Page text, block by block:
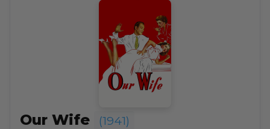
Our Wife (1941)